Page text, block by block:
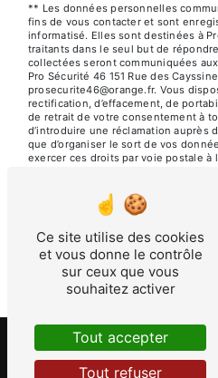
** Les données personnelles
fins de vous contacter et sont
informatisé. Elles sont destinées à
traitants dans le seul but de
collectées seront communiquées
Pro Sécurité 46 151 Rue des
prosecurite46@orange.fr. Vous
rectification, d’effacement, de
de retrait de votre consentement à
d’introduire une réclamation auprès
que d’organiser le sort de vos
exercer ces droits par voie postale à
Cayssines, 46000 Cahors ou par
prosecurite46@orange.fr. Un
demandé. Nous conservons vos
prise de contact puis pendant la
fins probatoires et de gestion des
vous inscrire sur la liste
disponible à cette adresse:
pour plus d’informations sur vos
Recherches
Ce site utilise des cookies
et vous donne le contrôle
sur ceux que vous
souhaitez activer
Tout accepter
Tout refuser